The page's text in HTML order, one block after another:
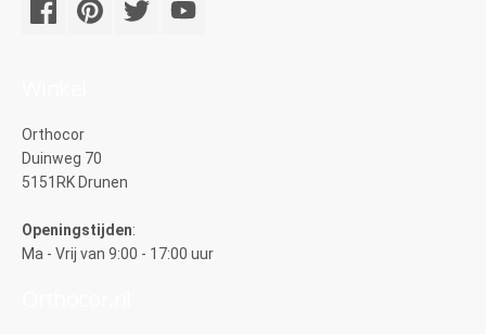
Orthocor
Duinweg 70
5151RK Drunen
Openingstijden:
Ma - Vrij van 9:00 - 17:00 uur